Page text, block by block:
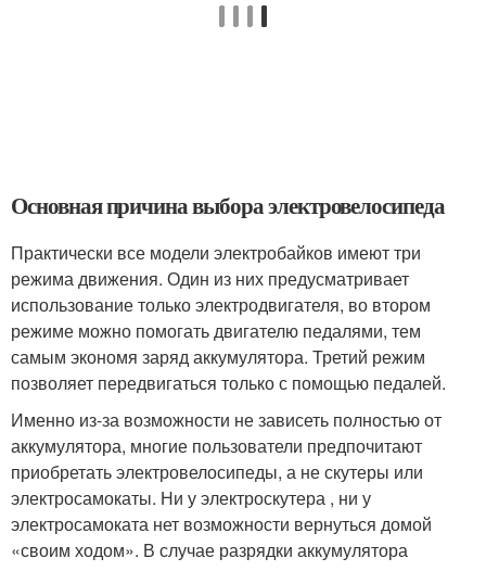
Основная причина выбора электровелосипеда
Практически все модели электробайков имеют три
режима движения. Один из них предусматривает
использование только электродвигателя, во втором
режиме можно помогать двигателю педалями, тем
самым экономя заряд аккумулятора. Третий режим
позволяет передвигаться только с помощью педалей.
Именно из-за возможности не зависеть полностью от
аккумулятора, многие пользователи предпочитают
приобретать электровелосипеды, а не скутеры или
электросамокаты. Ни у электроскутера , ни у
электросамоката нет возможности вернуться домой
«своим ходом». В случае разрядки аккумулятора